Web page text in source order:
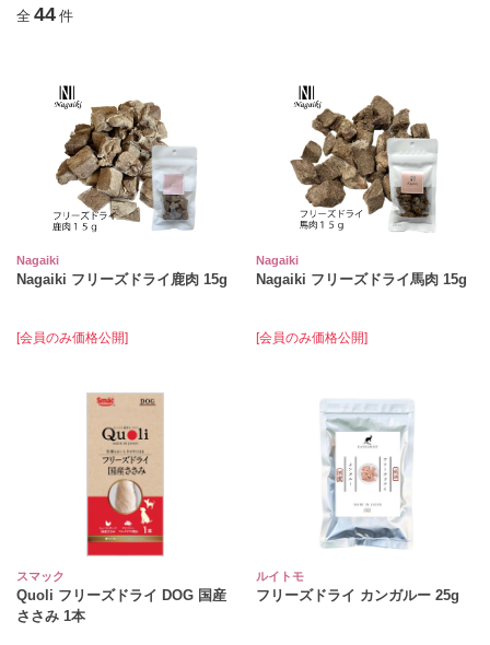
全 44 件
Nagaiki
Nagaiki フリーズドライ鹿肉 15g
[会員のみ価格公開]
Nagaiki
Nagaiki フリーズドライ馬肉 15g
[会員のみ価格公開]
スマック
Quoli フリーズドライ DOG 国産
ささみ 1本
ルイトモ
フリーズドライ カンガルー 25g